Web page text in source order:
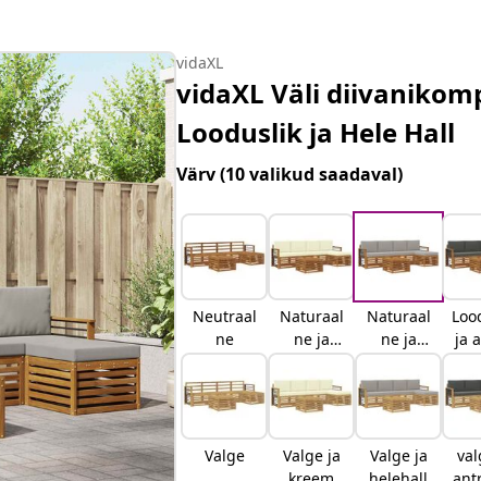
vidaXL
vidaXL Väli
Looduslik ja Hele Hall
Värv(10 valikud saadaval)
Neutraal
ne
Naturaal
ne ja
kreemjas
Naturaal
ne ja
helehall
ja
Valge
Valge ja
Valge ja